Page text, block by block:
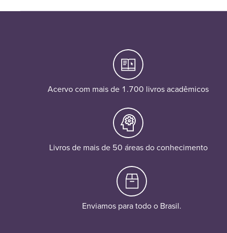
Acervo com mais de 1.700 livros acadêmicos
Livros de mais de 50 áreas do conhecimento
Enviamos para todo o Brasil.